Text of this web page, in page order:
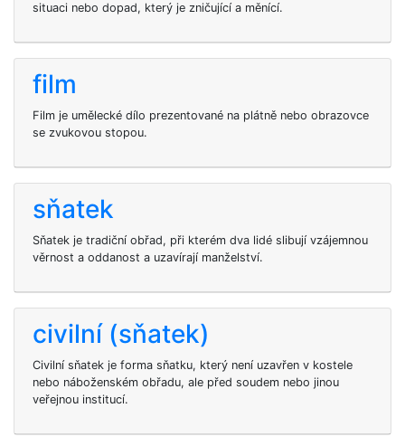
situaci nebo dopad, který je zničující a měnící.
film
Film je umělecké dílo prezentované na plátně nebo obrazovce
se zvukovou stopou.
sňatek
Sňatek je tradiční obřad, při kterém dva lidé slibují vzájemnou
věrnost a oddanost a uzavírají manželství.
civilní (sňatek)
Civilní sňatek je forma sňatku, který není uzavřen v kostele
nebo náboženském obřadu, ale před soudem nebo jinou
veřejnou institucí.